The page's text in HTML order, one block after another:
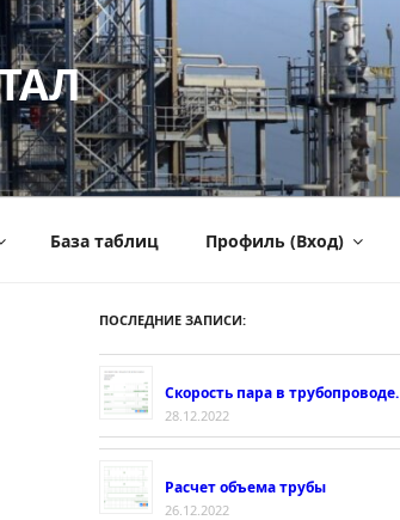
База таблиц Профиль (Вход)
ПОСЛЕДНИЕ ЗАПИСИ:
Скорость пара в трубопроводе.
28.12.2022
Расчет объема трубы
26.12.2022